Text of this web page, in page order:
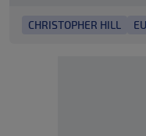
CHRISTOPHER HILL EU